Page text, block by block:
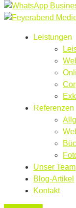
Leistungen
Referenzen
Unser Team
Blog-Artikel
Kontakt